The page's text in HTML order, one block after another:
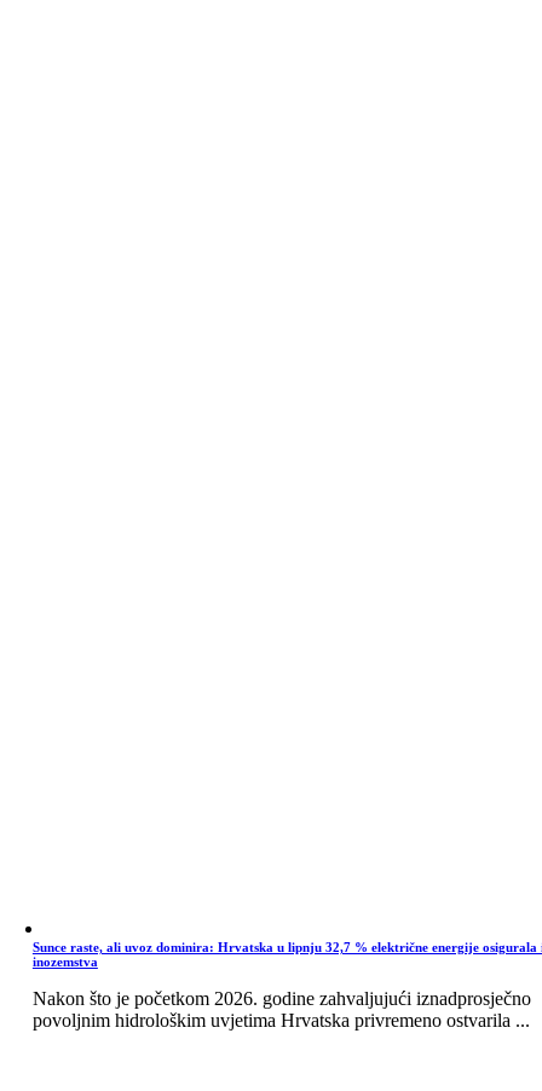
Sunce raste, ali uvoz dominira: Hrvatska u lipnju 32,7 % električne energije osigurala
inozemstva
Nakon što je početkom 2026. godine zahvaljujući iznadprosječno
povoljnim hidrološkim uvjetima Hrvatska privremeno ostvarila ...